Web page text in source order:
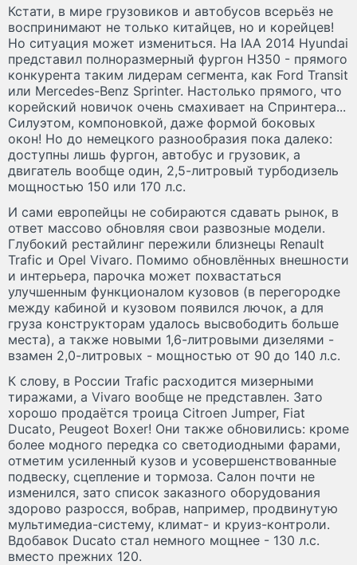
Кстати, в мире грузовиков и автобусов всерьёз не
воспринимают не только китайцев, но и корейцев!
Но ситуация может измениться. На IAA 2014 Hyundai
представил полноразмерный фургон H350 - прямого
конкурента таким лидерам сегмента, как Ford Transit
или Mercedes-Benz Sprinter. Настолько прямого, что
корейский новичок очень смахивает на Спринтера...
Силуэтом, компоновкой, даже формой боковых
окон! Но до немецкого разнообразия пока далеко:
доступны лишь фургон, автобус и грузовик, а
двигатель вообще один, 2,5-литровый турбодизель
мощностью 150 или 170 л.с.
И сами европейцы не собираются сдавать рынок, в
ответ массово обновляя свои развозные модели.
Глубокий рестайлинг пережили близнецы Renault
Trafic и Opel Vivaro. Помимо обновлённых внешности
и интерьера, парочка может похвастаться
улучшенным функционалом кузовов (в перегородке
между кабиной и кузовом появился лючок, а для
груза конструкторам удалось высвободить больше
места), а также новыми 1,6-литровыми дизелями -
взамен 2,0-литровых - мощностью от 90 до 140 л.с.
К слову, в России Trafic расходится мизерными
тиражами, а Vivaro вообще не представлен. Зато
хорошо продаётся троица Citroen Jumper, Fiat
Ducato, Peugeot Boxer! Они также обновились: кроме
более модного передка со светодиодными фарами,
отметим усиленный кузов и усовершенствованные
подвеску, сцепление и тормоза. Салон почти не
изменился, зато список заказного оборудования
здорово разросся, вобрав, например, продвинутую
мультимедиа-систему, климат- и круиз-контроли.
Вдобавок Ducato стал немного мощнее - 130 л.с.
вместо прежних 120.